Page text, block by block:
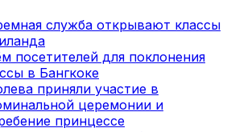
служба открывают классы
посетителей для поклонения
в Бангкоке
приняли участие в
церемонии и
принцессе